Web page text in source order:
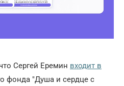
Сергей Еремин входит в
фонда "Душа и сердце с